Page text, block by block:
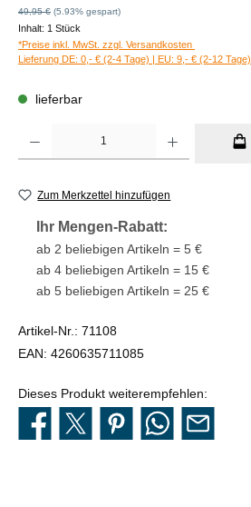
Regulärer Preis:
49,95 € (5.93% gespart)
Inhalt: 1 Stück
*Preise inkl. MwSt. zzgl. Versandkosten
Lieferung DE: 0,- € (2-4 Tage) | EU: 9,- € (2-12 Tage)
lieferbar
Zum Merkzettel hinzufügen
Ihr Mengen-Rabatt:
ab 2 beliebigen Artikeln = 5 €
ab 4 beliebigen Artikeln = 15 €
ab 5 beliebigen Artikeln = 25 €
Artikel-Nr.: 71108
EAN: 4260635711085
Dieses Produkt weiterempfehlen: